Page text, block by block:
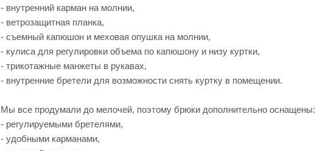
- внутренний карман на молнии,
- ветрозащитная планка,
- съемный капюшон и меховая опушка на молнии,
- кулиса для регулировки объема по капюшону и низу куртки,
- трикотажные манжеты в рукавах,
- внутренние бретели для возможности снять куртку в помещении.
Мы все продумали до мелочей, поэтому брюки дополнительно оснащены:
- регулируемыми бретелями,
- удобными карманами,